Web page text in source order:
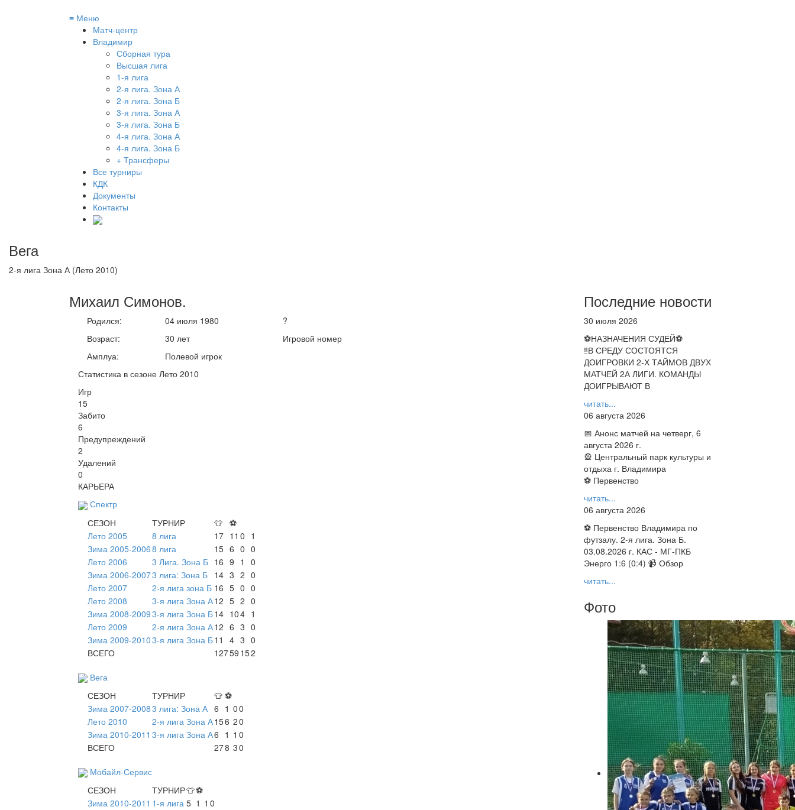
≡ Меню
Матч-центр
Владимир
Сборная тура
Высшая лига
1-я лига
2-я лига. Зона А
2-я лига. Зона Б
3-я лига. Зона А
3-я лига. Зона Б
4-я лига. Зона А
4-я лига. Зона Б
+ Трансферы
Все турниры
КДК
Документы
Контакты
Вега
2-я лига Зона А (Лето 2010)
Михаил Симонов.
Родился:
Возраст:
Амплуа:
04 июля 1980
30 лет
Полевой игрок
?
Игровой номер
Статистика в сезоне Лето 2010
Игр
15
Забито
6
Предупреждений
2
Удалений
0
КАРЬЕРА
Спектр
СЕЗОН
ТУРНИР 👕 ⚽
Лето 2005
8 лига 17 11 0 1
Зима 2005-20068 лига 15 6 0 0
Лето 2006
3 Лига. Зона Б 16 9 1
0
Зима 2006-20073 лига: Зона Б 14 3 2 0
Лето 2007
2-я лига зона Б 16 5 0 0
Лето 2008
3-я лига Зона А12 5 2 0
Зима 2008-20093-я лига Зона Б14 104 1
Лето 2009
2-я лига Зона А12 6 3 0
Зима 2009-20103-я лига Зона Б11 4 3 0
ВСЕГО
12759 152
Вега
СЕЗОН
ТУРНИР 👕 ⚽
Зима 2007-20083 лига: Зона А 6 1 00
Лето 2010
2-я лига Зона А156 20
Зима 2010-2011 3-я лига Зона А6 1 1 0
ВСЕГО
278 30
Мобайл-Сервис
СЕЗОН
ТУРНИР👕⚽
Зима 2010-2011 1-я лига 5 1 1 0
Последние новости
30 июля 2026
⚽НАЗНАЧЕНИЯ СУДЕЙ⚽
‼В СРЕДУ СОСТОЯТСЯ
ДОИГРОВКИ 2-Х ТАЙМОВ ДВУХ
МАТЧЕЙ 2А ЛИГИ. КОМАНДЫ
ДОИГРЫВАЮТ В
читать...
06 августа 2026
📅 Анонс матчей на четверг, 6
августа 2026 г.
🎡 Центральный парк культуры и
отдыха г. Владимира
⚽ Первенство
читать...
06 августа 2026
⚽ Первенство Владимира по
футзалу. 2-я лига. Зона Б.
03.08.2026 г. КАС - МГ-ПКБ
Энерго 1:6 (0:4) 📹 Обзор
читать...
Фото